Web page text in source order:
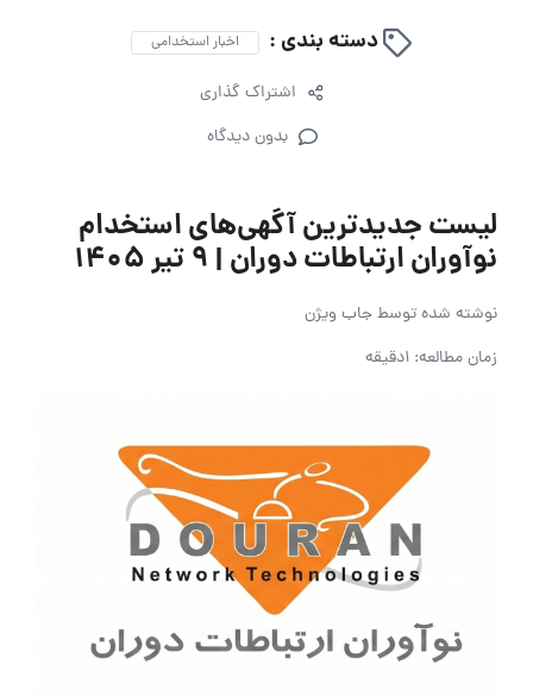
دسته بندی : اخبار استخدامی
اشتراک گذاری
بدون دیدگاه
لیست جدیدترین آگهی‌های استخدام
نوآوران ارتباطات دوران | ۹ تیر ۱۴۰۵
نوشته شده توسطجاب ویژن
زمان مطالعه: 1دقیقه